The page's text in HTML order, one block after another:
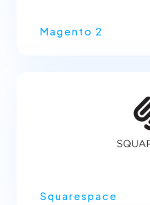
Magento 2
Squarespace